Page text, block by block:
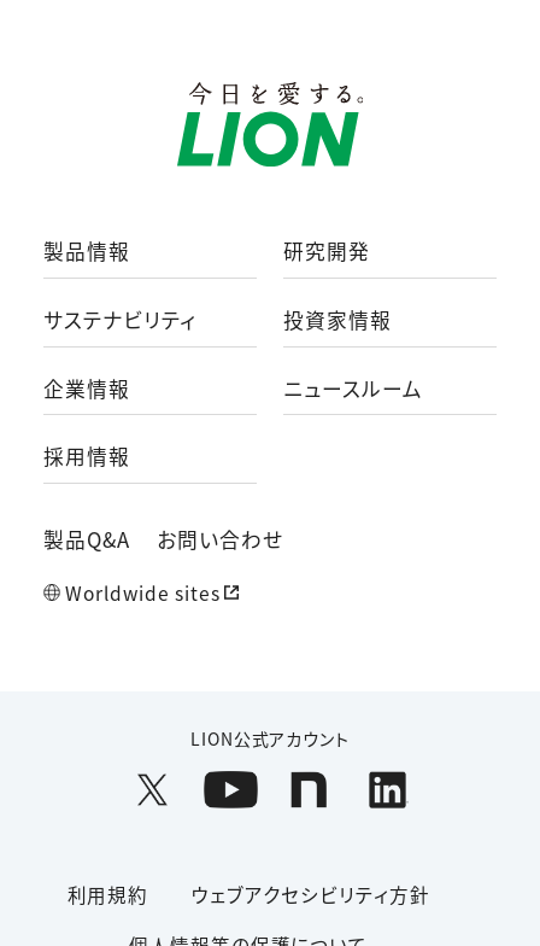
製品情報 研究開発
サステナビリティ 投資家情報
企業情報 ニュースルーム
採用情報
製品Q&A お問い合わせ
Worldwide sites
LION公式アカウント
利用規約
ウェブアクセシビリティ方針